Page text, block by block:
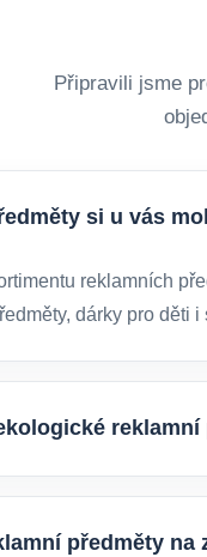
Připravili jsme
si u vás
reklamních
dárky pro děti
předměty na